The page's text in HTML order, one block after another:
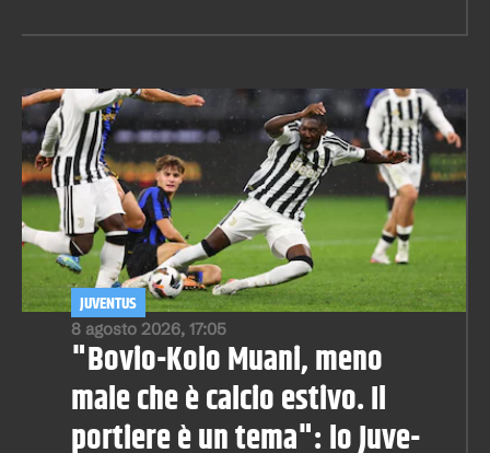
8 agosto 2026, 17:05
JUVENTUS
"Bovio-Kolo Muani, meno
male che è calcio estivo. Il
portiere è un tema": lo Juve-